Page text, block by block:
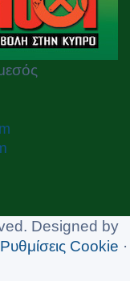
Designed by
Ρυθμίσεις Cookie ·